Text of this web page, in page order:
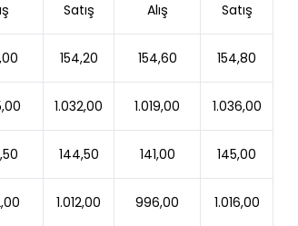
Satış Alış Satış
154,20 154,60 154,80
1.032,00 1.019,00 1.036,00
144,50 141,00 145,00
1.012,00 996,00 1.016,00